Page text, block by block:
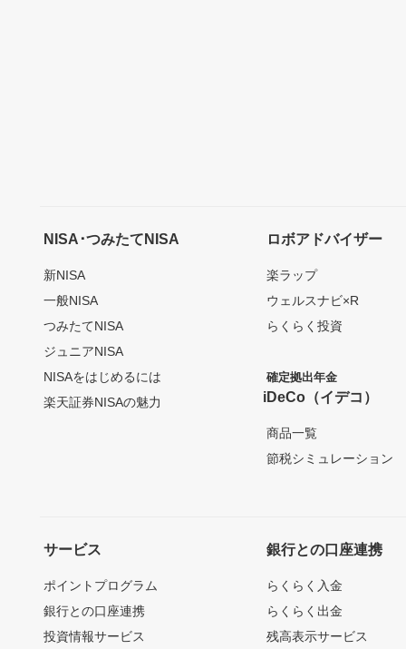
NISA･つみたてNISA
新NISA
一般NISA
つみたてNISA
ジュニアNISA
NISAをはじめるには
楽天証券NISAの魅力
ロボアドバイザー
楽ラップ
ウェルスナビ×R
らくらく投資
確定拠出年金
iDeCo（イデコ）
商品一覧
節税シミュレーション
サービス
ポイントプログラム
銀行との口座連携
投資情報サービス
銀行との口座連携
らくらく入金
らくらく出金
残高表示サービス